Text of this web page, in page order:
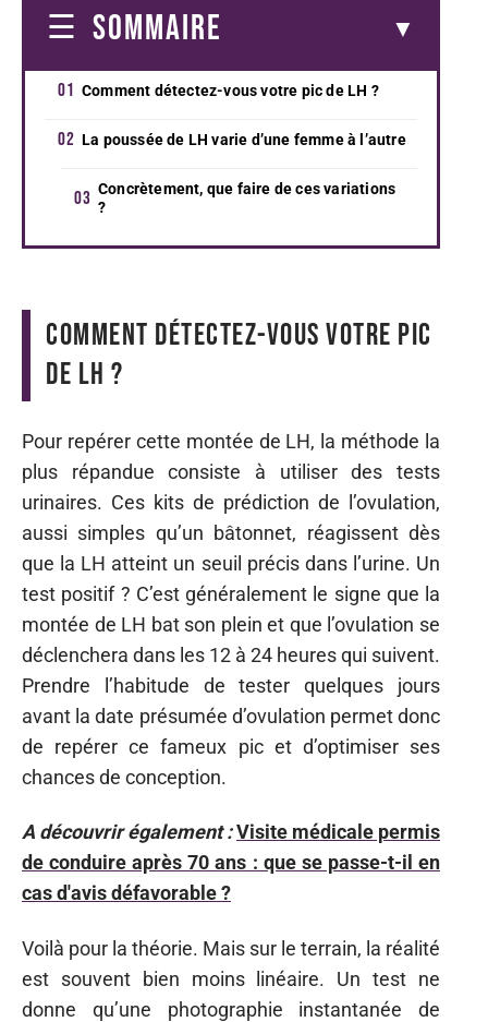
SOMMAIRE
Comment détectez-vous votre pic de LH ?
La poussée de LH varie d’une femme à l’autre
Concrètement, que faire de ces variations
?
Comment détectez-vous votre pic
de LH ?
Pour repérer cette montée de LH, la méthode la
plus répandue consiste à utiliser des tests
urinaires. Ces kits de prédiction de l’ovulation,
aussi simples qu’un bâtonnet, réagissent dès
que la LH atteint un seuil précis dans l’urine. Un
test positif ? C’est généralement le signe que la
montée de LH bat son plein et que l’ovulation se
déclenchera dans les 12 à 24 heures qui suivent.
Prendre l’habitude de tester quelques jours
avant la date présumée d’ovulation permet donc
de repérer ce fameux pic et d’optimiser ses
chances de conception.
A découvrir également :Visite médicale permis
de conduire après 70 ans : que se passe-t-il en
cas d'avis défavorable ?
Voilà pour la théorie. Mais sur le terrain, la réalité
est souvent bien moins linéaire. Un test ne
donne qu’une photographie instantanée de